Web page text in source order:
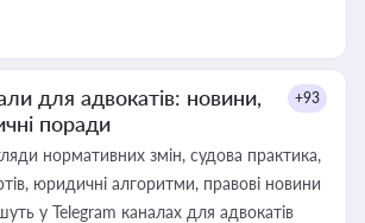
для адвокатів: новини,
поради
+93
нормативних змін, судова практика,
юридичні алгоритми, правові новини
у Telegram каналах для адвокатів